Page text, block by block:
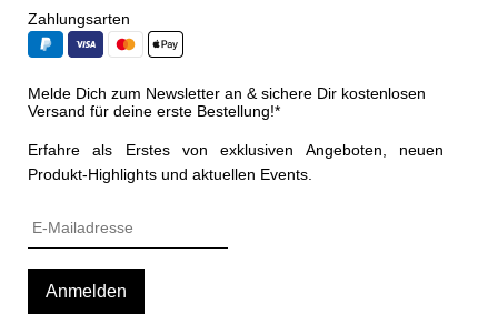
Zahlungsarten
Melde Dich zum Newsletter an & sichere Dir kostenlosen
Versand für deine erste Bestellung!*
Erfahre als Erstes von exklusiven Angeboten, neuen
Produkt-Highlights und aktuellen Events.